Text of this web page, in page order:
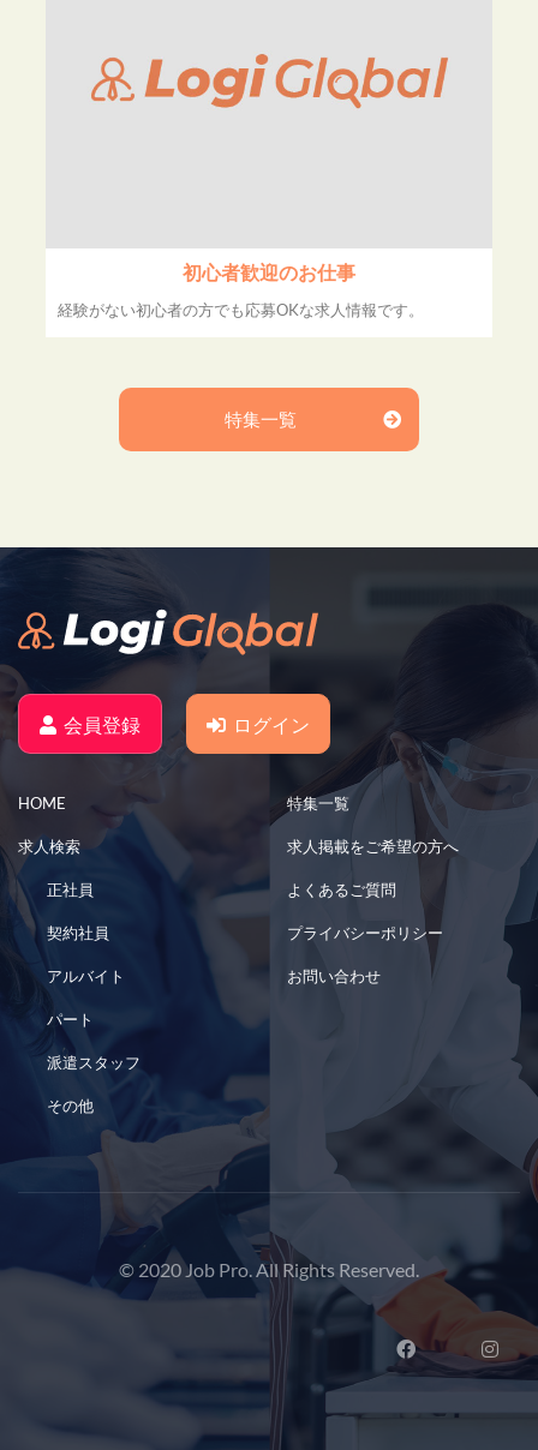
初心者歓迎のお仕事
経験がない初心者の方でも応募OKな求人情報です。
特集一覧
会員登録 ログイン
HOME
求人検索
正社員
契約社員
アルバイト
パート
派遣スタッフ
その他
特集一覧
求人掲載をご希望の方へ
よくあるご質問
プライバシーポリシー
お問い合わせ
© 2020 Job Pro. All Rights Reserved.